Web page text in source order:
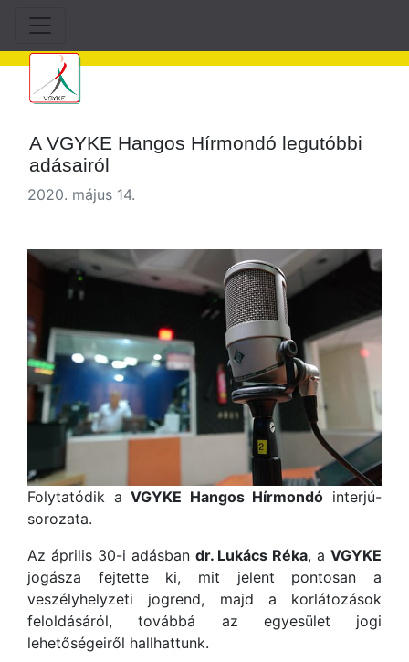
A VGYKE Hangos Hírmondó legutóbbi
adásairól
2020. május 14.
Folytatódik aVGYKE Hangos Hírmondó interjú-
sorozata.
Az április 30-i adásban dr. Lukács Réka, a VGYKE
jogásza fejtette ki, mit jelent pontosan a
veszélyhelyzeti jogrend, majd a korlátozások
feloldásáról, továbbá az egyesület jogi
lehetőségeiről hallhattunk.